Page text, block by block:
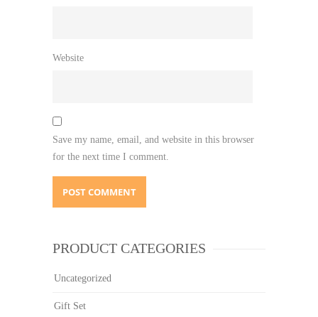
Website
Save my name, email, and website in this browser
for the next time I comment.
PRODUCT CATEGORIES
Uncategorized
Gift Set